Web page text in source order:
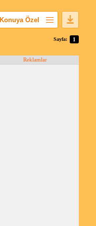
Konuya Özel
Popüler Mesajlar
Sayfa: 1
Reklamlar